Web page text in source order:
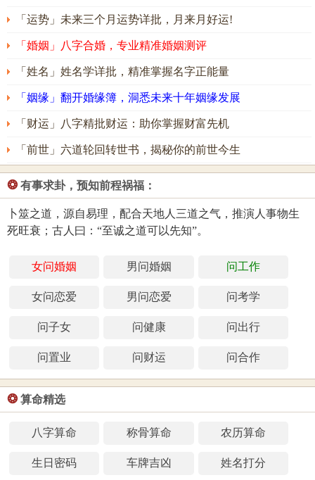
「运势」未来三个月运势详批，月来月好运!
「婚姻」八字合婚，专业精准婚姻测评
「姓名」姓名学详批，精准掌握名字正能量
「姻缘」翻开婚缘簿，洞悉未来十年姻缘发展
「财运」八字精批财运：助你掌握财富先机
「前世」六道轮回转世书，揭秘你的前世今生
❂ 有事求卦，预知前程祸福：
卜筮之道，源自易理，配合天地人三道之气，推演人事物生
死旺衰；古人曰：“至诚之道可以先知”。
女问婚姻 男问婚姻 问工作
女问恋爱 男问恋爱 问考学
问子女 问健康 问出行
问置业 问财运 问合作
❂ 算命精选
八字算命 称骨算命 农历算命
生日密码 车牌吉凶 姓名打分